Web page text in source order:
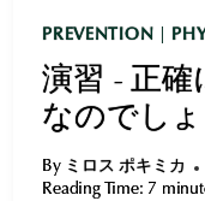
法
PREVENTION
演習 - 正確
なのでし
By ミロス ポキミカ
Reading Time: 7